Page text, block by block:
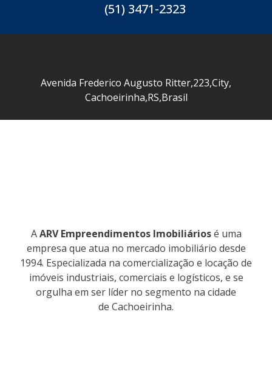
(51) 3471-2323
Avenida Frederico Augusto Ritter,223,City,
Cachoeirinha,RS,Brasil
AARV Empreendimentos Imobiliáriosé uma
empresa que atua no mercado imobiliário desde
1994. Especializada na comercialização e locação de
imóveis industriais, comerciais e logísticos, e se
orgulha em ser líder no segmento na cidade
de Cachoeirinha.